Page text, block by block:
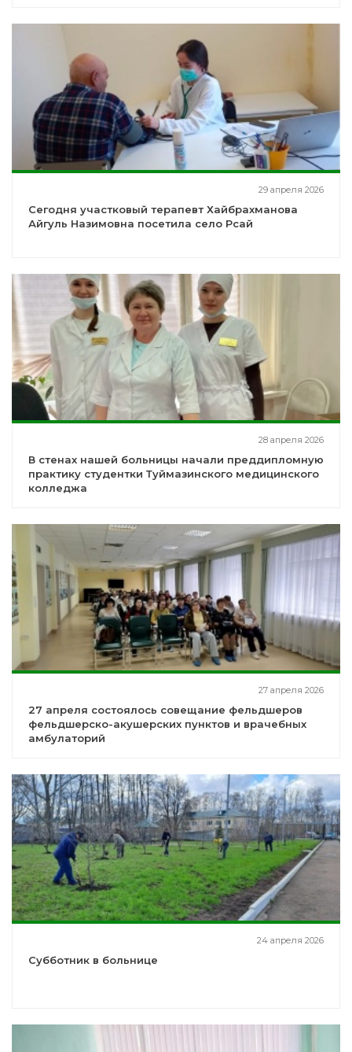
29 апреля 2026
Сегодня участковый терапевт Хайбрахманова
Айгуль Назимовна посетила село Рсай
28 апреля 2026
В стенах нашей больницы начали преддипломную
практику студентки Туймазинского медицинского
колледжа
27 апреля 2026
27 апреля состоялось совещание фельдшеров
фельдшерско-акушерских пунктов и врачебных
амбулаторий
24 апреля 2026
Субботник в больнице